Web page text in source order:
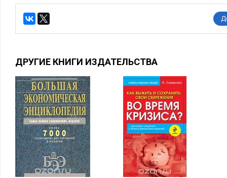
ДРУГИЕ КНИГИ ИЗДАТЕЛЬСТВА